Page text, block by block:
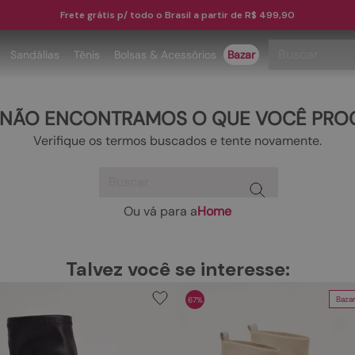
Frete grátis p/ todo o Brasil a partir de R$ 499,90
Sandálias Tênis Bolsas & Acessórios Bazar
ENCONTRAMOS O QUE VOCÊ
Verifique os termos buscados e tente novamente.
Ou vá para aHome
Talvez você se interesse:
Bazar
67%
1º
papete
2º
tenis
sandalia
9º
óculos
TERMOS MAIS BUSCADOS
tenis
sandalia